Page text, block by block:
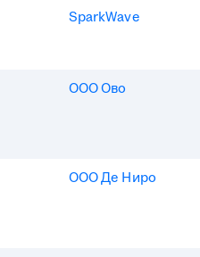
SparkWave
ООО Ово
ООО Де Ниро